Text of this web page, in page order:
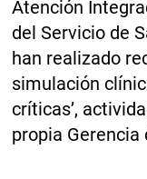
Atención
del Servicio de
han realizado
simulación
críticas’,
propia